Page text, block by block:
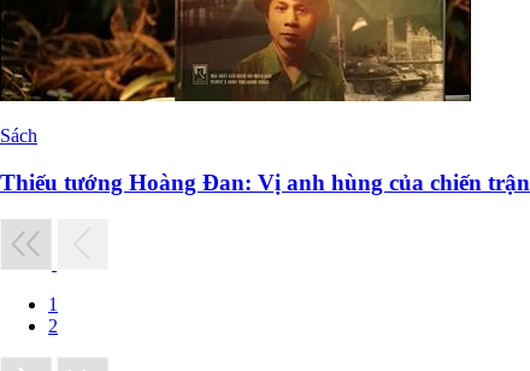
Sách
Thiếu tướng Hoàng Đan: Vị anh hùng của chiến trận
1
2